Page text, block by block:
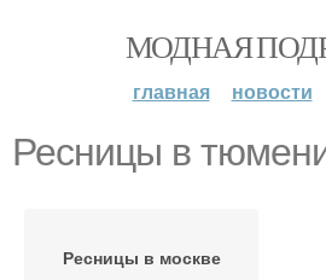
МОДНАЯ
главная новости
Ресницы в
Ресницы в москве